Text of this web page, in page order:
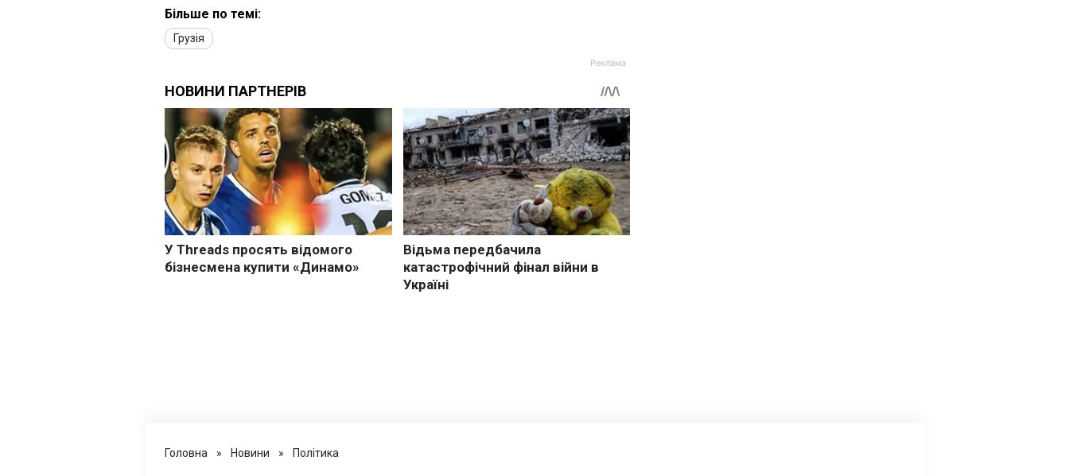
Більше по темі:
Грузія
Головна » Новини » Політика